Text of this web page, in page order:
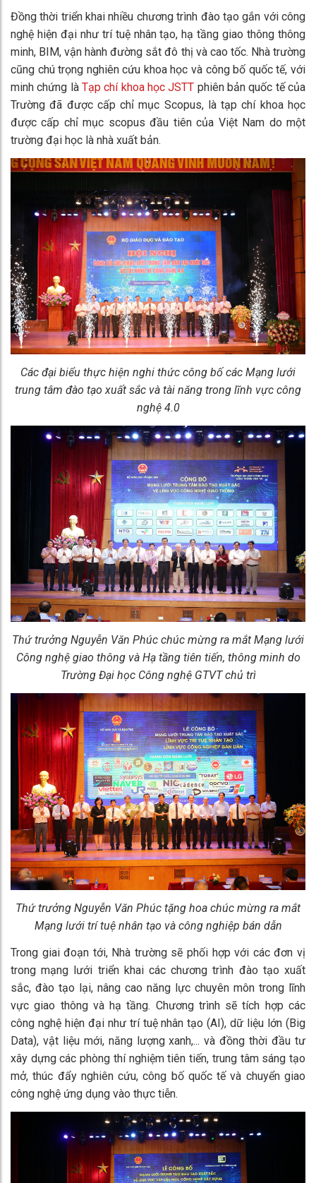
Đồng thời triển khai nhiều chương trình đào tạo gắn với công
nghệ hiện đại như trí tuệ nhân tạo, hạ tầng giao thông thông
minh, BIM, vận hành đường sắt đô thị và cao tốc. Nhà trường
cũng chú trọng nghiên cứu khoa học và công bố quốc tế, với
minh chứng là Tạp chí khoa học JSTT phiên bản quốc tế của
Trường đã được cấp chỉ mục Scopus, là tạp chí khoa học
được cấp chỉ mục scopus đầu tiên của Việt Nam do một
trường đại học là nhà xuất bản.
Các đại biểu thực hiện nghi thức công bố các Mạng lưới
trung tâm đào tạo xuất sắc và tài năng trong lĩnh vực công
nghệ 4.0
Thứ trưởng Nguyễn Văn Phúc chúc mừng ra mắt Mạng lưới
Công nghệ giao thông và Hạ tầng tiên tiến, thông minh do
Trường Đại học Công nghệ GTVT chủ trì
Thứ trưởng Nguyễn Văn Phúc tặng hoa chúc mừng ra mắt
Mạng lưới trí tuệ nhân tạo và công nghiệp bán dẫn
Trong giai đoạn tới, Nhà trường sẽ phối hợp với các đơn vị
trong mạng lưới triển khai các chương trình đào tạo xuất
sắc, đào tạo lại, nâng cao năng lực chuyên môn trong lĩnh
vực giao thông và hạ tầng. Chương trình sẽ tích hợp các
công nghệ hiện đại như trí tuệ nhân tạo (AI), dữ liệu lớn (Big
Data), vật liệu mới, năng lượng xanh,... và đồng thời đầu tư
xây dựng các phòng thí nghiệm tiên tiến, trung tâm sáng tạo
mở, thúc đẩy nghiên cứu, công bố quốc tế và chuyển giao
công nghệ ứng dụng vào thực tiễn.